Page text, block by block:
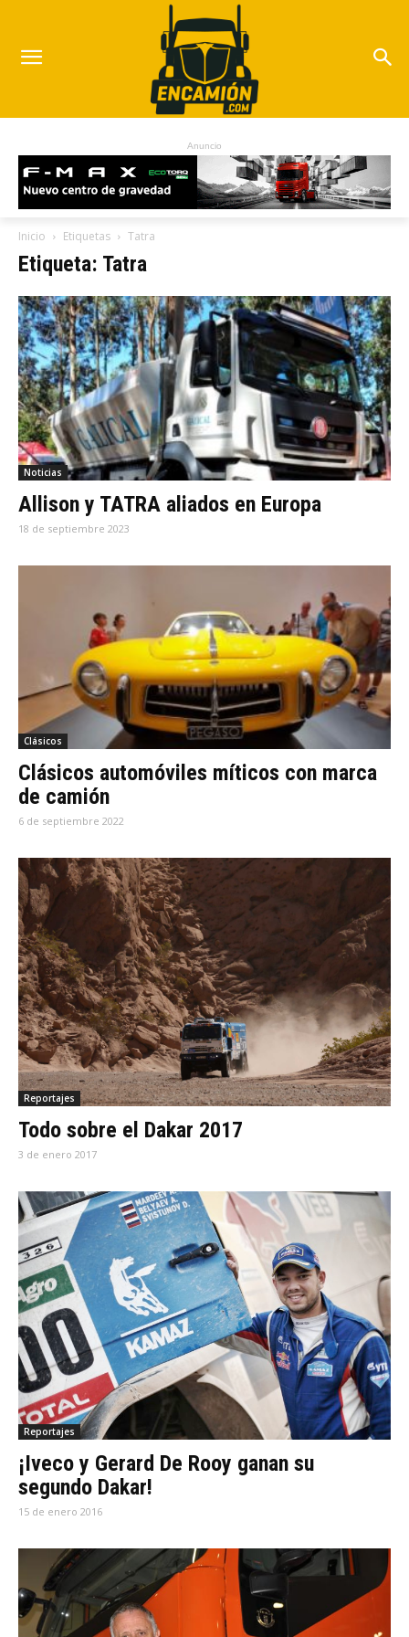
Anuncio
Inicio Etiquetas Tatra
Etiqueta: Tatra
Noticias
Allison y TATRA aliados en Europa
18 de septiembre 2023
Clásicos
Clásicos automóviles míticos con marca
de camión
6 de septiembre 2022
Reportajes
Todo sobre el Dakar 2017
3 de enero 2017
Reportajes
¡Iveco y Gerard De Rooy ganan su
segundo Dakar!
15 de enero 2016